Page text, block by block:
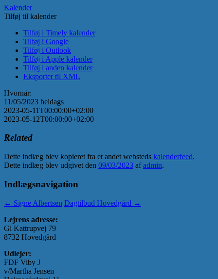
Kalender
Tilføj til kalender
Tilføj i Timely kalender
Tilføj i Google
Tilføj i Outlook
Tilføj i Apple kalender
Tilføj i anden kalender
Eksporter til XML
Hvornår:
11/05/2023 heldags
2023-05-11T00:00:00+02:00
2023-05-12T00:00:00+02:00
Related
Dette indlæg blev kopieret fra et andet websteds kalenderfeed.
Dette indlæg blev udgivet den 09/03/2023 afadmin.
Indlægsnavigation
← Signe Albertsen Dagtilbud Hovedgård →
Lejrens adresse:
Gl Kattrupvej 79
8732 Hovedgård
Udlejer:
FDF Viby J
v/Martha Jensen